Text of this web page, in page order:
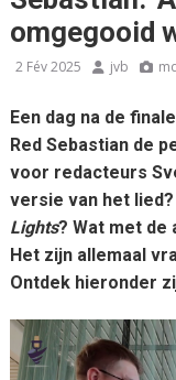
omgegooid
2 Fév 2025 jvb
Een dag na de
Red Sebastian de
voor redacteurs
versie van het
Lights? Wat met de
Het zijn allemaal
Ontdek hieronder